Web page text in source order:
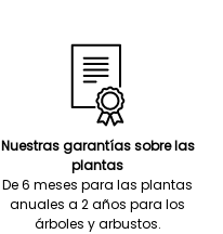
Nuestras garantías sobre las
plantas
De 6 meses para las plantas
anuales a 2 años para los
árboles y arbustos.